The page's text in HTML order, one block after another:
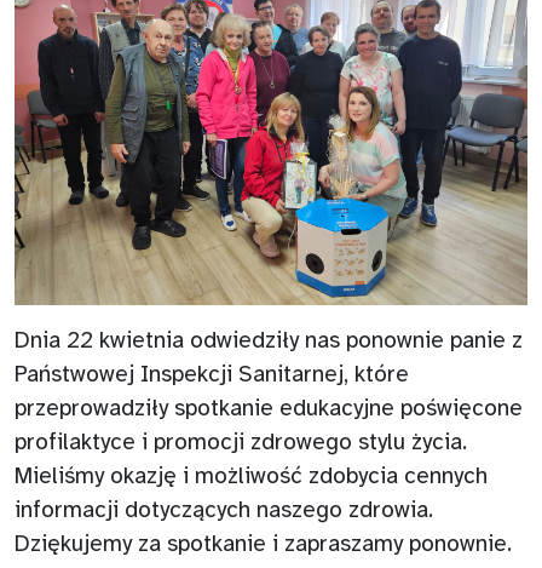
Dnia 22 kwietnia odwiedziły nas ponownie panie z
Państwowej Inspekcji Sanitarnej, które
przeprowadziły spotkanie edukacyjne poświęcone
profilaktyce i promocji zdrowego stylu życia.
Mieliśmy okazję i możliwość zdobycia cennych
informacji dotyczących naszego zdrowia.
Dziękujemy za spotkanie i zapraszamy ponownie.